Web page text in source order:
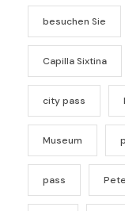
besuchen Sie
Capilla Sixtina
city pass
Museum
pass